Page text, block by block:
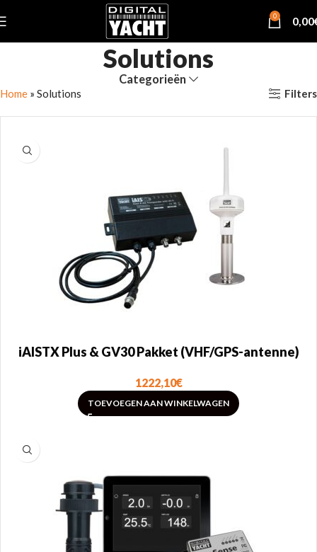
0 0,00
Solutions
Categorieën
Home » Solutions Filters
iAISTX Plus & GV30 Pakket (VHF/GPS-antenne)
1222,10€
TOEVOEGEN AAN WINKELWAGEN